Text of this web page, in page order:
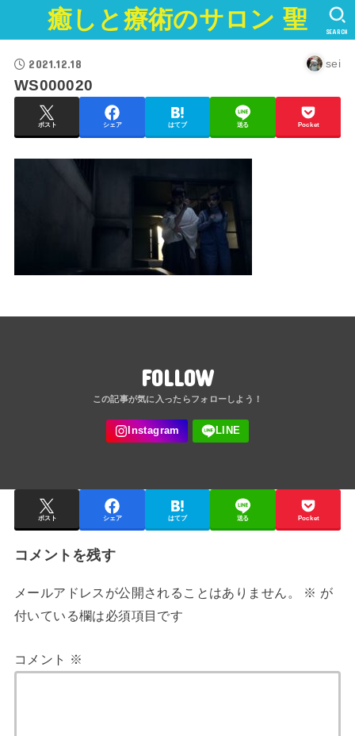
癒しと療術のサロン 聖 SEARCH
2021.12.18 sei
WS000020
ポスト シェア はてブ 送る Pocket
FOLLOW
ポスト シェア はてブ 送る Pocket
コメントを残す
メールアドレスが公開されることはありません。 ※ が
付いている欄は必須項目です
コメント ※